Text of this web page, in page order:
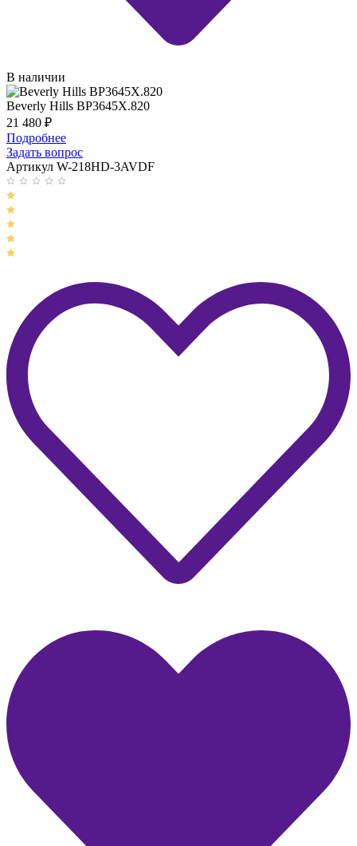
В наличии
Beverly Hills BP3645X.820
21 480 ₽
Подробнее
Задать вопрос
Артикул W-218HD-3AVDF